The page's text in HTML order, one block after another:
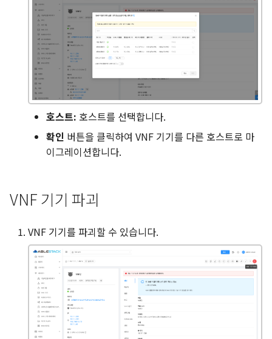
호스트: 호스트를 선택합니다.
확인 버튼을 클릭하여 VNF 기기를 다른 호스트로 마
이그레이션합니다.
VNF 기기 파괴
VNF 기기를 파괴할 수 있습니다.